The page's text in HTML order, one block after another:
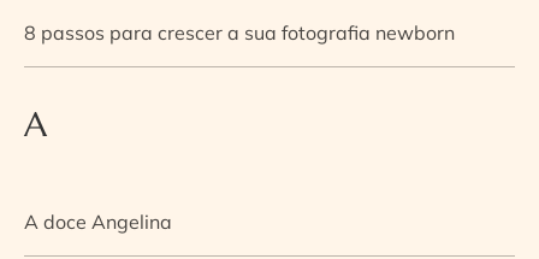
8 passos para crescer a sua fotografia newborn
A
A doce Angelina